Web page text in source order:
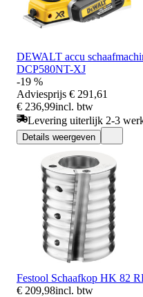
DEWALT accu
DCP580NT-XJ
-19 %
Adviesprijs € 291,61
€ 236,99incl. btw
Levering uiterlijk 2-3
Details weergeven
Festool Schaafkop HK 82
€ 209,98incl. btw